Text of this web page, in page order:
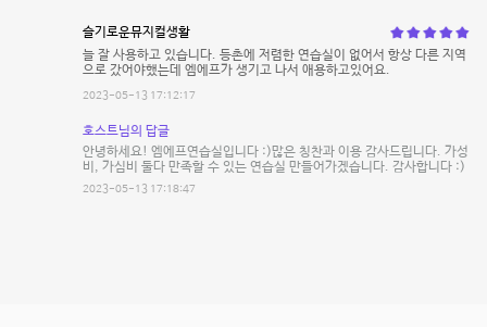
슬기로운뮤지컬생활
늘 잘 사용하고 있습니다. 등촌에 저렴한 연습실이 없어서 항상 다른 지역
으로 갔어야했는데 엠에프가 생기고 나서 애용하고있어요.
2023-05-13 17:12:17
호스트님의 답글
안녕하세요! 엠에프연습실입니다 :)많은 칭찬과 이용 감사드립니다. 가성
비, 가심비 둘다 만족할 수 있는 연습실 만들어가겠습니다. 감사합니다 :)
2023-05-13 17:18:47